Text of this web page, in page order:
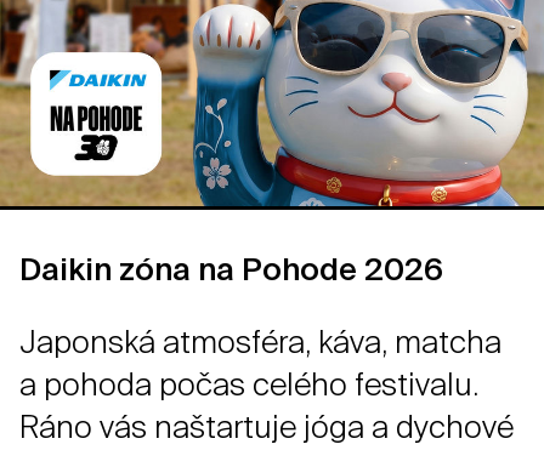
Daikin zóna na Pohode 2026
Japonská atmosféra, káva, matcha
a pohoda počas celého festivalu.
Ráno vás naštartuje jóga a dychové